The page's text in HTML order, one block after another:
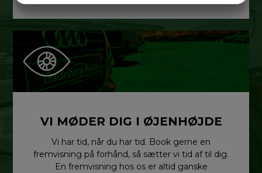
VI MØDER DIG I ØJENHØJDE
Vi har tid, når du har tid. Book gerne en
fremvisning på forhånd, så sætter vi tid af til dig.
En fremvisning hos os er altid ganske